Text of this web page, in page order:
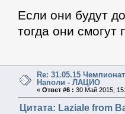
Если они будут
тогда они смогут
Re: 31.05.15
Наполи - ЛАЦИО
«Ответ #6 : 30 Май 2015,
Цитата: Laziale from